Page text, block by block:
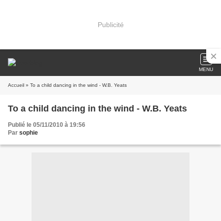
Publicité
MENU
Accueil » To a child dancing in the wind - W.B. Yeats
To a child dancing in the wind - W.B. Yeats
Publié le 05/11/2010 à 19:56
Par sophie